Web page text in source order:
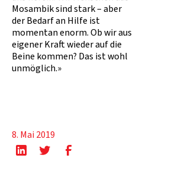
Mosambik sind stark – aber
der Bedarf an Hilfe ist
momentan enorm. Ob wir aus
eigener Kraft wieder auf die
Beine kommen? Das ist wohl
unmöglich.»
8. Mai 2019